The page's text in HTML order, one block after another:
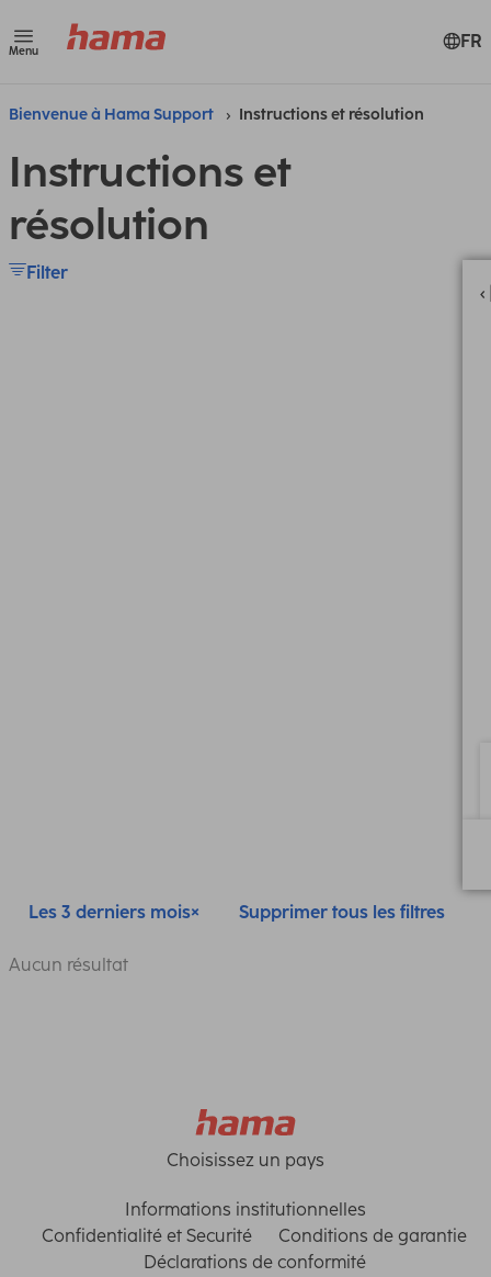
Menu FR
Bienvenue à Hama Support Instructions et résolution
Instructions et
résolution
Filter
Les 3 derniers mois Supprimer tous les filtres
Aucun résultat
Choisissez un pays
Informations institutionnelles
Confidentialité et Securité
Conditions de garantie
Déclarations de conformité